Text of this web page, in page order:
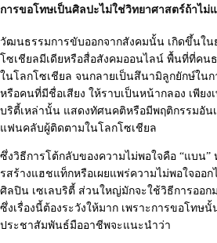
การขอโทษเป็นศิลปะไม่ใช่วิทยาศาสตร์ถ้าไม่
วัฒนธรรมการขับออกจากสังคมนั้น เกิดขึ้นใน
โซเชียลมีเดียหรือสื่อสังคมออนไลน์ พื้นที่ที่คน
ในโลกโซเชียล จนกลายเป็นสึนามิลูกยักษ์ในก
หรือคนที่มีชื่อเสียง ให้ราบเป็นหน้ากลอง เพียง
บริตี้เหล่านั้น แสดงทัศนคติหรือมีพฤติกรรมอัน
แฟนคลับผู้ติดตามในโลกโซเชียล
ซึ่งวิธีการโต้กลับของความไม่พอใจคือ “แบน”
รสร้างแฮชแท็กหรือเผยแพร่ความไม่พอใจออก
ศิลปิน เซเลบริตี้ ส่วนใหญ่มักจะใช้วิธีการออก
ซึ่งเรื่องนี้ต้องระวังให้มาก เพราะการขอโทษนั้
ประชาสัมพันธ์มืออาชีพจะแนะนำว่า